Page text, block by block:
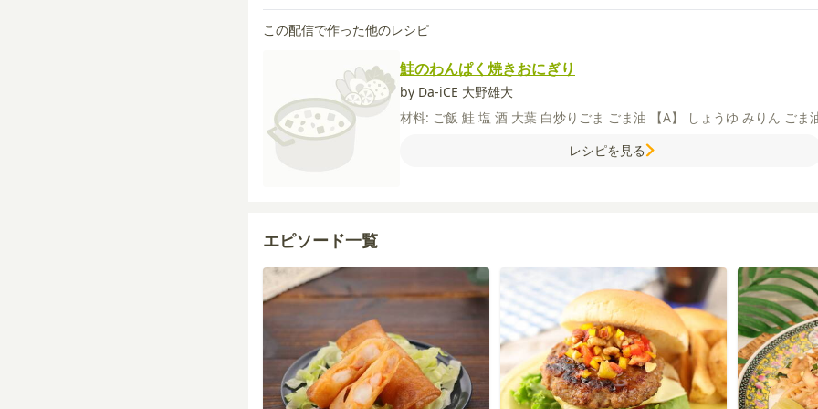
この配信で作った他のレシピ
鮭のわんぱく焼きおにぎり
by Da-iCE 大野雄大
材料: ご飯 鮭 塩 酒 大葉 白炒りごま ごま油 【A】 しょうゆ みりん ごま
レシピを見る
エピソード一覧